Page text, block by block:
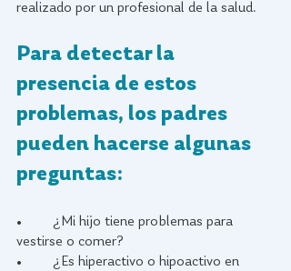
realizado por un profesional de la salud.
Para detectar la
presencia de estos
problemas, los padres
pueden hacerse algunas
preguntas:
•	¿Mi hijo tiene problemas para
vestirse o comer?
•	¿Es hiperactivo o hipoactivo en